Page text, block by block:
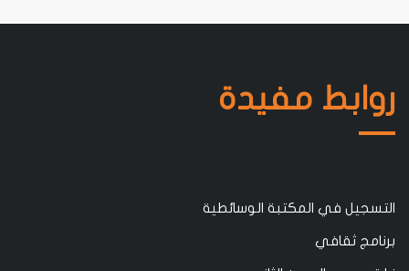
مفيدة
في المكتبة الوسائطية
ثقافي